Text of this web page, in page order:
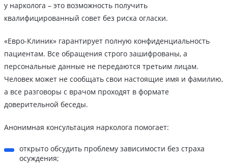
у нарколога – это возможность получить
квалифицированный совет без риска огласки.
«Евро-Клиник» гарантирует полную конфиденциальность
пациентам. Все обращения строго зашифрованы, а
персональные данные не передаются третьим лицам.
Человек может не сообщать свои настоящие имя и фамилию,
а все разговоры с врачом проходят в формате
доверительной беседы.
Анонимная консультация нарколога помогает:
открыто обсудить проблему зависимости без страха
осуждения;